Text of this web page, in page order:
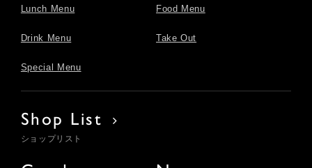
Lunch Menu Food Menu
Drink Menu Take Out
Special Menu
Shop List
ショップリスト